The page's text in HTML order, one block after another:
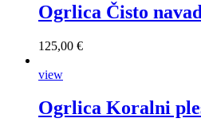
Ogrlica Čisto
125,00 €
view
Ogrlica Koralni